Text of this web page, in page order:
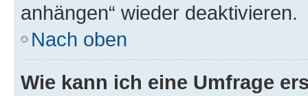
anhängen“ wieder deaktivieren.
Nach oben
Wie kann ich eine Umfrage